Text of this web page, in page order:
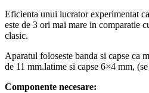
Eficienta unui lucrator experimentat
este de 3 ori mai mare in comparatie
clasic.
Aparatul foloseste banda si capse ca
de 11 mm.latime si capse 6×4 mm,
Componente necesare: